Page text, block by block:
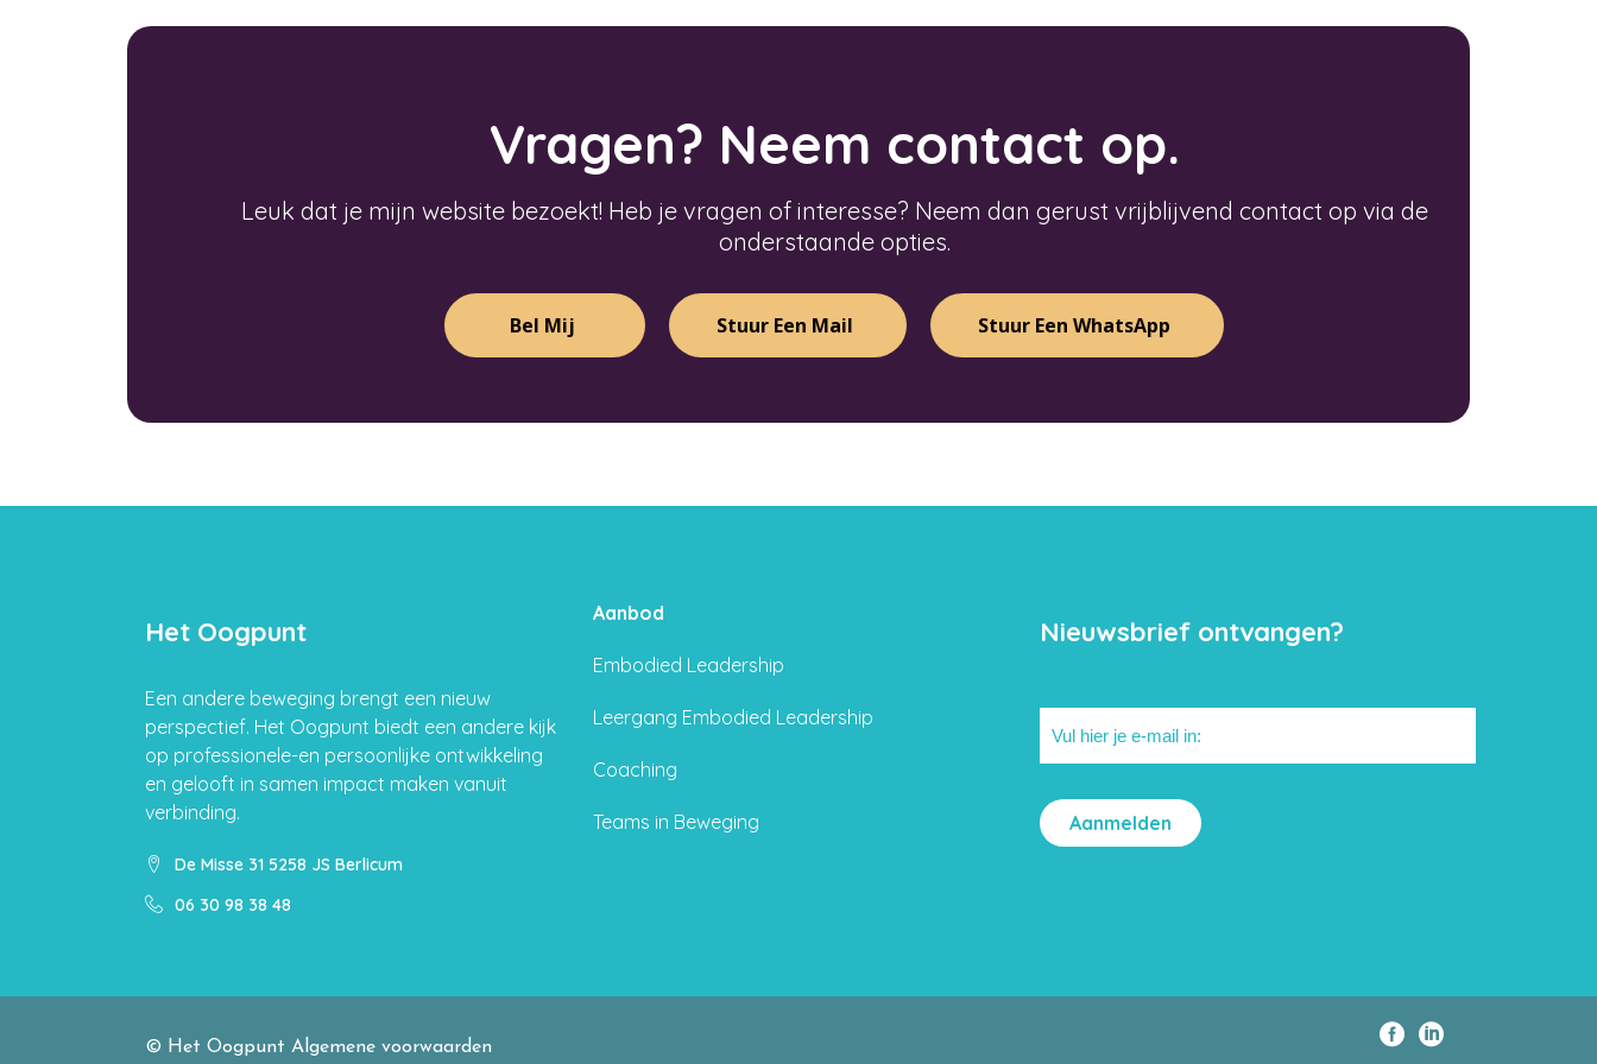
Vragen? Neem contact op.
Leuk dat je mijn website bezoekt! Heb je vragen of interesse? Neem dan gerust vrijblijvend contact op via de
Bel Mij Stuur Een Mail Stuur Een WhatsApp
Een andere beweging brengt een nieuw
perspectief. Het Oogpunt biedt een andere kijk
op professionele-en persoonlijke ontwikkeling
en gelooft in samen impact maken vanuit
De Misse 31 5258 JS Berlicum